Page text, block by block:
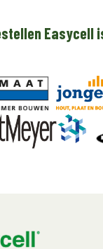
Easycell